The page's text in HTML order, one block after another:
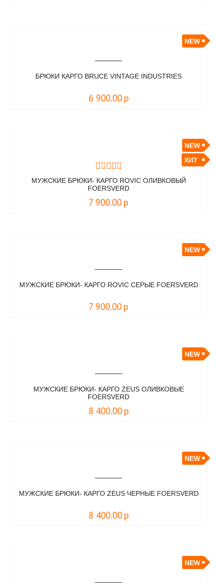
NEW
БРЮКИ КАРГО BRUCE VINTAGE INDUSTRIES
6 900.00 р
NEW
ХИТ
МУЖСКИЕ БРЮКИ- КАРГО ROVIC ОЛИВКОВЫЙ
FOERSVERD
7 900.00 р
NEW
МУЖСКИЕ БРЮКИ- КАРГО ROVIC СЕРЫЕ FOERSVERD
7 900.00 р
NEW
МУЖСКИЕ БРЮКИ- КАРГО ZEUS ОЛИВКОВЫЕ
FOERSVERD
8 400.00 р
NEW
МУЖСКИЕ БРЮКИ- КАРГО ZEUS ЧЕРНЫЕ FOERSVERD
8 400.00 р
NEW